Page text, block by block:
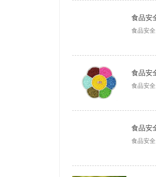
食品安
食品安
食品安
食品安
食品安
食品安